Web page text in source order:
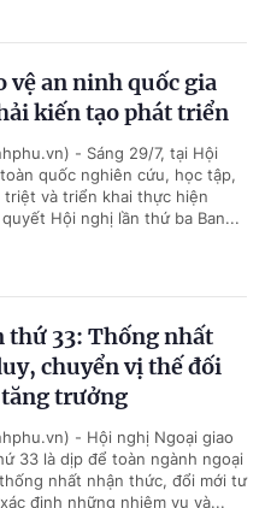
vệ an ninh quốc gia
kiến tạo phát triển
- Sáng 29/7, tại Hội
quốc nghiên cứu, học tập,
triệt và triển khai thực hiện
Hội nghị lần thứ ba Ban...
thứ 33: Thống nhất
chuyển vị thế đối
trưởng
- Hội nghị Ngoại giao
33 là dịp để toàn ngành ngoại
nhất nhận thức, đổi mới tư
định những nhiệm vụ và...